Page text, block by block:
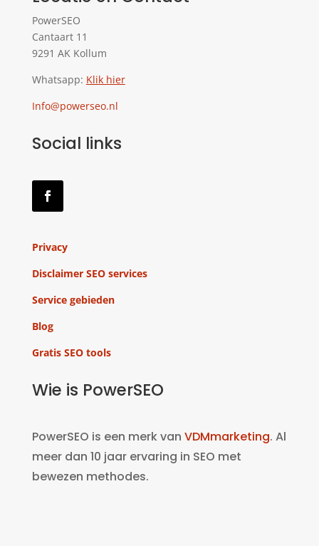
PowerSEO
Cantaart 11
9291 AK Kollum
Whatsapp: Klik hier
Info@powerseo.nl
Social links
Privacy
Disclaimer SEO services
Service gebieden
Blog
Gratis SEO tools
Wie is PowerSEO
PowerSEO is een merk van VDMmarketing. Al
meer dan 10 jaar ervaring in SEO met
bewezen methodes.